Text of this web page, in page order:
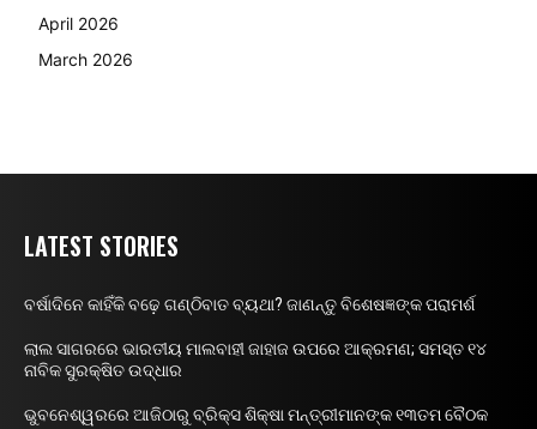
April 2026
March 2026
LATEST STORIES
ବର୍ଷାଦିନେ କାହିଁକି ବଢ଼େ ଗଣ୍ଠିବାତ ବ୍ୟଥା? ଜାଣନ୍ତୁ ବିଶେଷଜ୍ଞଙ୍କ ପରାମର୍ଶ
ଲାଲ ସାଗରରେ ଭାରତୀୟ ମାଲବାହୀ ଜାହାଜ ଉପରେ ଆକ୍ରମଣ; ସମସ୍ତ ୧୪
ନାବିକ ସୁରକ୍ଷିତ ଉଦ୍ଧାର
ଭୁବନେଶ୍ୱରରେ ଆଜିଠାରୁ ବ୍ରିକ୍ସ ଶିକ୍ଷା ମନ୍ତ୍ରୀମାନଙ୍କ ୧୩ତମ ବୈଠକ